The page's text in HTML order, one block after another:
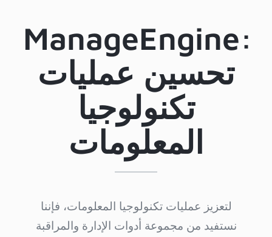
ManageEngine:
تحسين عمليات
تكنولوجيا
المعلومات
لتعزيز عمليات تكنولوجيا المعلومات، فإننا
نستفيد من مجموعة أدوات الإدارة والمراقبة